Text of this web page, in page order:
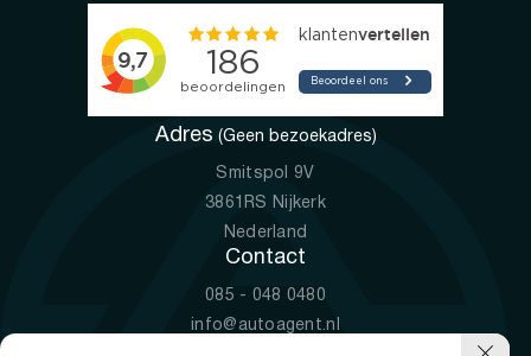
Adres (Geen bezoekadres)
Smitspol 9V
3861RS Nijkerk
Nederland
Contact
085 - 048 0480
info@autoagent.nl